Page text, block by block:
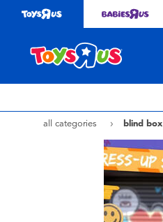
all categories
blind box